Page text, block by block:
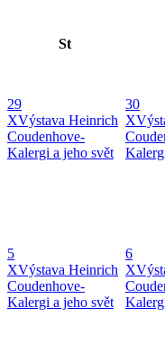
St
29
XVýstava Heinrich
Coudenhove-
Kalergi a jeho svět
30
X
5
XVýstava Heinrich
Coudenhove-
Kalergi a jeho svět
6
X